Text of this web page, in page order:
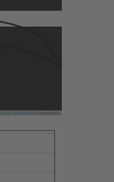
OpenStreetMapcontributors